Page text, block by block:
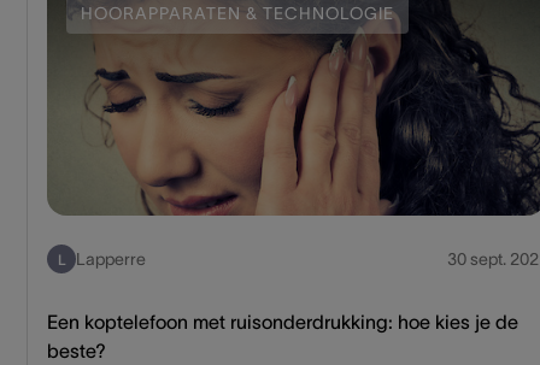
HOORAPPARATEN & TECHNOLOGIE
L Lapperre 30 sept.
Een koptelefoon met ruisonderdrukking: hoe kies je de
beste?